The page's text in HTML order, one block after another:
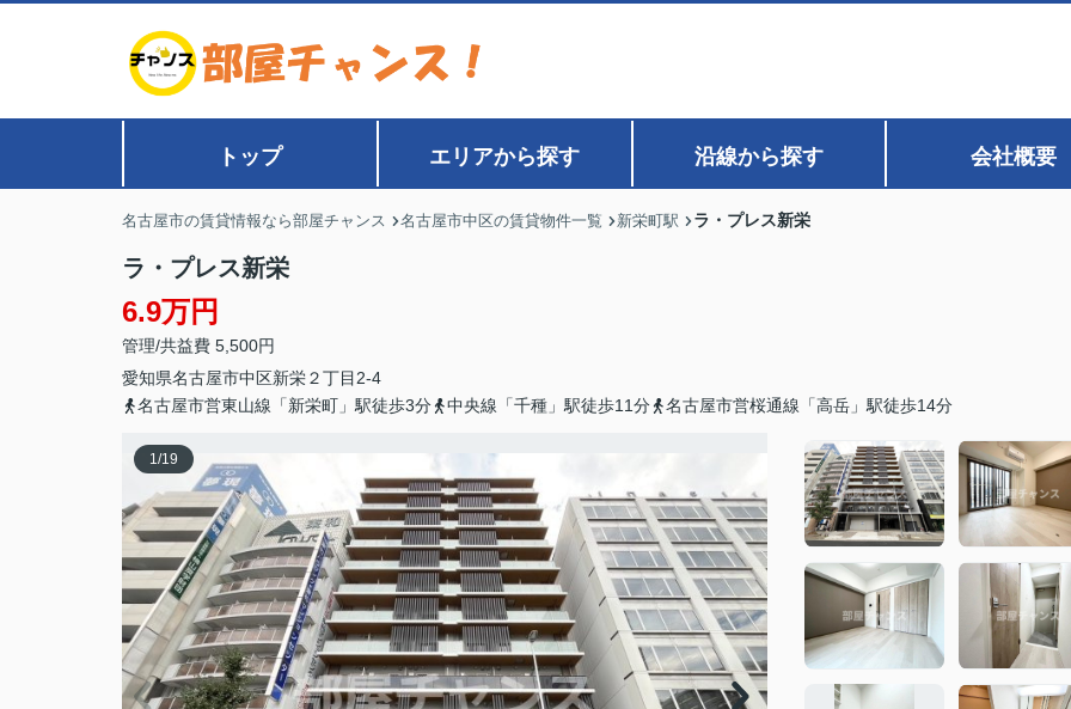
トップ エリアから探す 沿線から探す 会社概要
名古屋市の賃貸情報なら部屋チャンス 名古屋市中区の賃貸物件一覧 新栄町駅 ラ・プレス新栄
ラ・プレス新栄
6.9万円
管理/共益費 5,500円
愛知県名古屋市中区新栄２丁目2-4
名古屋市営東山線「新栄町」駅徒歩3分
中央線「千種」駅徒歩11分 名古屋市営桜通線「高岳」駅徒歩14分
1/19